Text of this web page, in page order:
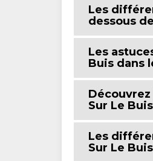
Les
dessous
Les
Buis dans
Sur Le Buis
Les
Sur Le